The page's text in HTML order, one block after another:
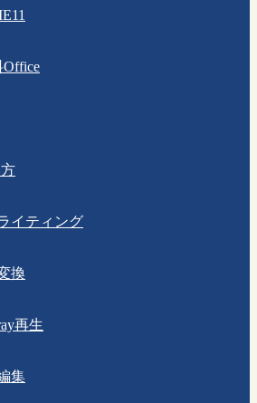
イティング
換
再生
集